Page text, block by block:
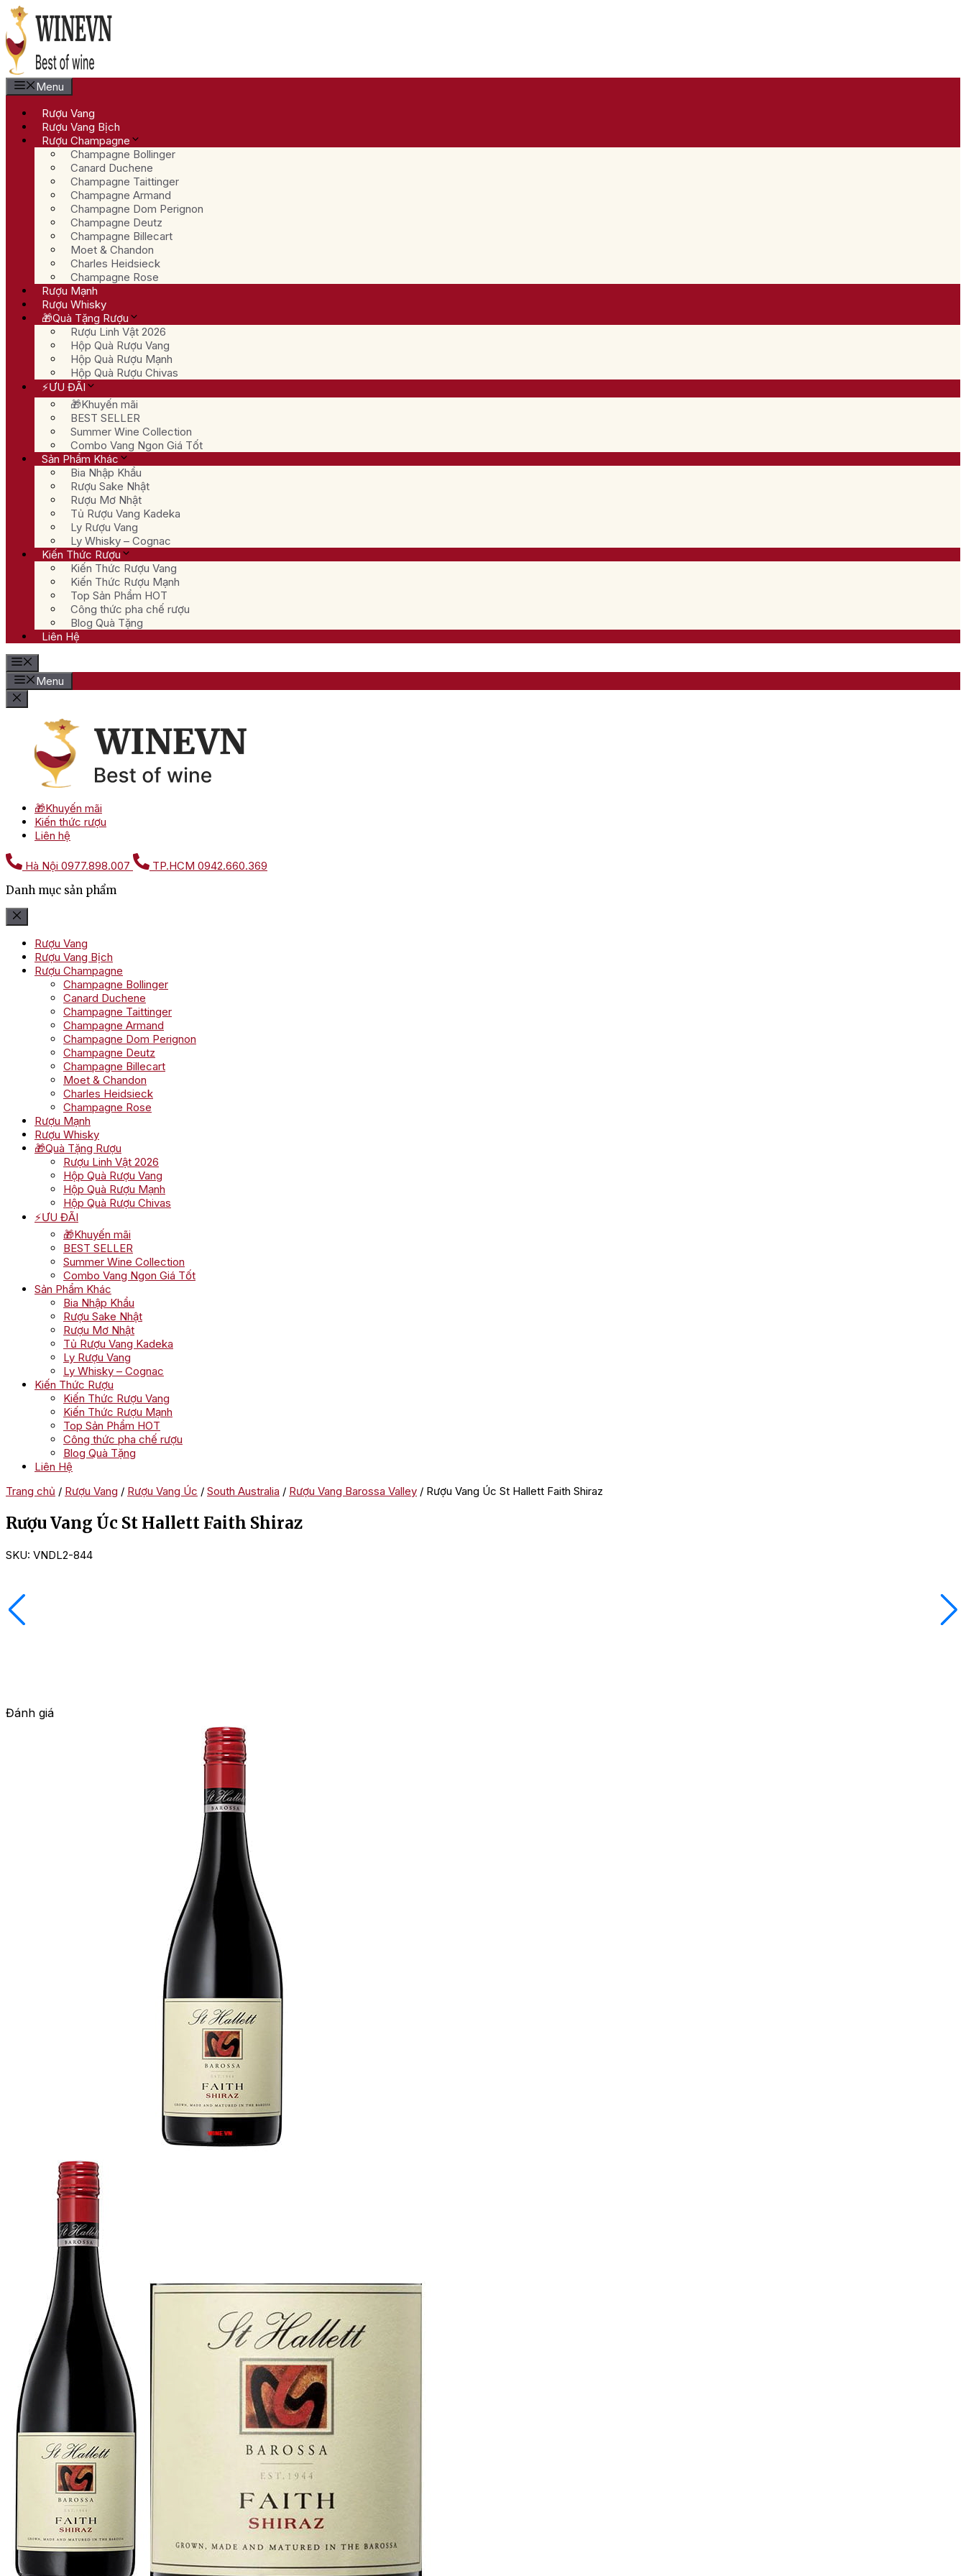
Chuyển
đến
nội
dung
Menu
Rượu Vang
Rượu Vang Bịch
Rượu Champagne
Champagne Bollinger
Canard Duchene
Champagne Taittinger
Champagne Armand
Champagne Dom Perignon
Champagne Deutz
Champagne Billecart
Moet & Chandon
Charles Heidsieck
Champagne Rose
Rượu Mạnh
Rượu Whisky
🎁Quà Tặng Rượu
Rượu Linh Vật 2026
Hộp Quà Rượu Vang
Hộp Quà Rượu Mạnh
Hộp Quà Rượu Chivas
⚡ƯU ĐÃI
🎁Khuyến mãi
BEST SELLER
Summer Wine Collection
Combo Vang Ngon Giá Tốt
Sản Phẩm Khác
Bia Nhập Khẩu
Rượu Sake Nhật
Rượu Mơ Nhật
Tủ Rượu Vang Kadeka
Ly Rượu Vang
Ly Whisky – Cognac
Kiến Thức Rượu
Kiến Thức Rượu Vang
Kiến Thức Rượu Mạnh
Top Sản Phẩm HOT
Công thức pha chế rượu
Blog Quà Tặng
Liên Hệ
Menu
🎁Khuyến mãi
Kiến thức rượu
Liên hệ
Hà Nội 0977.898.007 TP.HCM 0942.660.369
Danh mục sản phẩm
Rượu Vang
Rượu Vang Bịch
Rượu Champagne
Champagne Bollinger
Canard Duchene
Champagne Taittinger
Champagne Armand
Champagne Dom Perignon
Champagne Deutz
Champagne Billecart
Moet & Chandon
Charles Heidsieck
Champagne Rose
Rượu Mạnh
Rượu Whisky
🎁Quà Tặng Rượu
Rượu Linh Vật 2026
Hộp Quà Rượu Vang
Hộp Quà Rượu Mạnh
Hộp Quà Rượu Chivas
⚡ƯU ĐÃI
🎁Khuyến mãi
BEST SELLER
Summer Wine Collection
Combo Vang Ngon Giá Tốt
Sản Phẩm Khác
Bia Nhập Khẩu
Rượu Sake Nhật
Rượu Mơ Nhật
Tủ Rượu Vang Kadeka
Ly Rượu Vang
Ly Whisky – Cognac
Kiến Thức Rượu
Kiến Thức Rượu Vang
Kiến Thức Rượu Mạnh
Top Sản Phẩm HOT
Công thức pha chế rượu
Blog Quà Tặng
Liên Hệ
Trang chủ / Rượu Vang / Rượu Vang Úc / South Australia / Rượu Vang Barossa Valley / Rượu Vang Úc St Hallett Faith Shiraz
Rượu Vang Úc St Hallett Faith Shiraz
SKU: VNDL2-844
Đánh giá